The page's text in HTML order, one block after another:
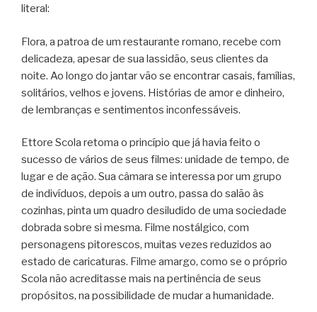
literal:
Flora, a patroa de um restaurante romano, recebe com
delicadeza, apesar de sua lassidão, seus clientes da
noite. Ao longo do jantar vão se encontrar casais, famílias,
solitários, velhos e jovens. Histórias de amor e dinheiro,
de lembranças e sentimentos inconfessáveis.
Ettore Scola retoma o princípio que já havia feito o
sucesso de vários de seus filmes: unidade de tempo, de
lugar e de ação. Sua câmara se interessa por um grupo
de indivíduos, depois a um outro, passa do salão às
cozinhas, pinta um quadro desiludido de uma sociedade
dobrada sobre si mesma. Filme nostálgico, com
personagens pitorescos, muitas vezes reduzidos ao
estado de caricaturas. Filme amargo, como se o próprio
Scola não acreditasse mais na pertinência de seus
propósitos, na possibilidade de mudar a humanidade.